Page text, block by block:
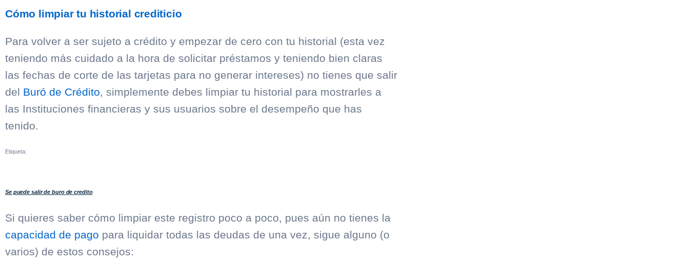
Cómo limpiar tu historial crediticio
Para volver a ser sujeto a crédito y empezar de cero con tu historial (esta vez
teniendo más cuidado a la hora de solicitar préstamos y teniendo bien claras
las fechas de corte de las tarjetas para no generar intereses) no tienes que salir
del Buró de Crédito , simplemente debes limpiar tu historial para mostrarles a
las Instituciones financieras y sus usuarios sobre el desempeño que has
tenido.
Etiqueta:
Se puede salir de buro de credito
Si quieres saber cómo limpiar este registro poco a poco, pues aún no tienes la
capacidad de pago para liquidar todas las deudas de una vez, sigue alguno (o
varios) de estos consejos: